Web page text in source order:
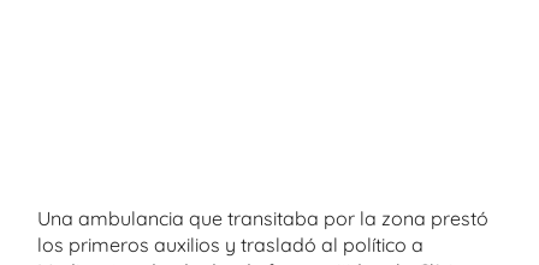
Una ambulancia que transitaba por la zona prestó
los primeros auxilios y trasladó al político a